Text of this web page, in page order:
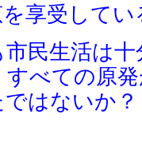
を享受して
民生活は
すべての原
はないか？